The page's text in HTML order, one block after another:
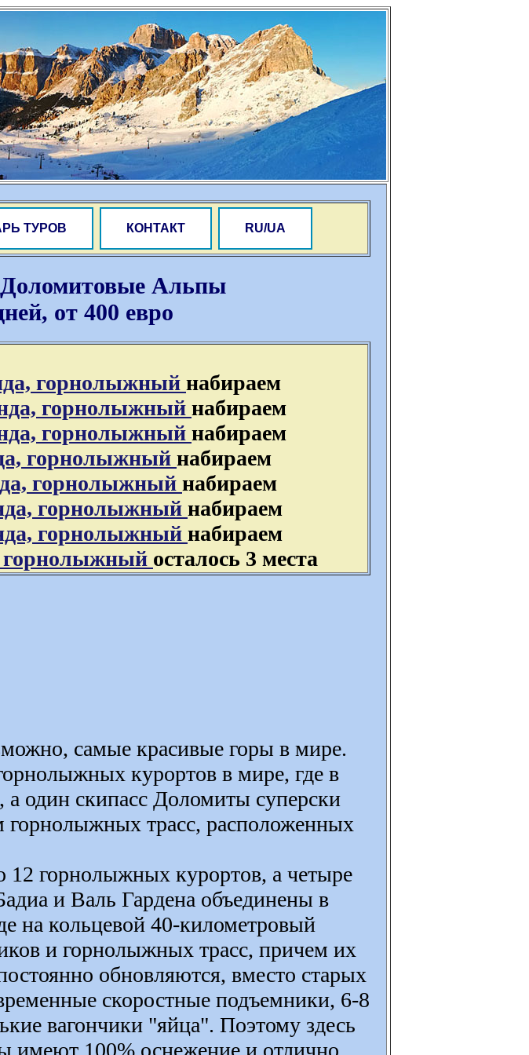
ТУРОВ КОНТАКТ RU/UA
Альпы
от 400 евро
горнолыжный набираем
горнолыжный набираем
горнолыжный набираем
горнолыжный набираем
горнолыжный набираем
горнолыжный набираем
горнолыжный набираем
горнолыжный осталось 3 места
самые красивые горы в мире.
курортов в мире, где в
а один скипасс Доломиты суперски
горнолыжных трасс, расположенных
12 горнолыжных курортов, а четыре
и Валь Гардена объединены в
на кольцевой 40-километровый
и горнолыжных трасс, причем их
обновляются, вместо старых
скоростные подъемники, 6-8
вагончики "яйца". Поэтому здесь
имеют 100% оснежение и отлично